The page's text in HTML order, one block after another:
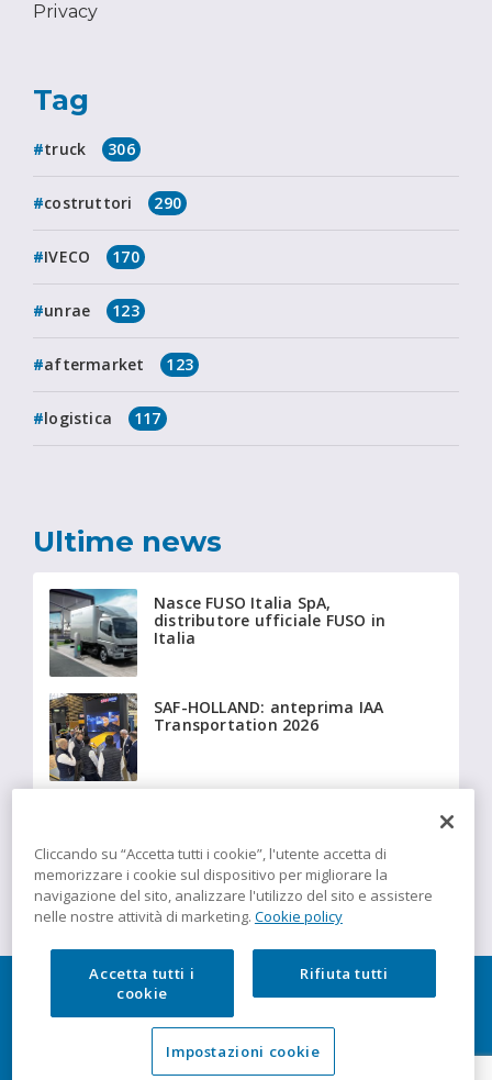
Privacy
Tag
truck 306
costruttori 290
IVECO 170
unrae 123
aftermarket 123
logistica 117
Ultime news
Nasce FUSO Italia SpA,
distributore ufficiale FUSO in
Italia
SAF-HOLLAND: anteprima IAA
Transportation 2026
isotermici equipaggiati con
tecnologia Insulation
TRUCK News è una testata di DBInformation Spa
Cliccando su “Accetta tutti i cookie”, l'utente accetta di
memorizzare i cookie sul dispositivo per migliorare la
navigazione del sito, analizzare l'utilizzo del sito e assistere
nelle nostre attività di marketing. Cookie policy
Accetta tutti i
cookie
Rifiuta tutti
Impostazioni cookie